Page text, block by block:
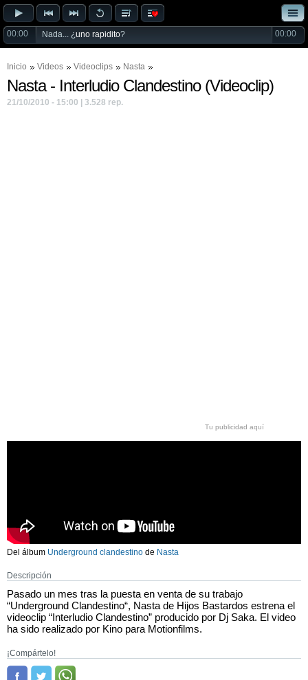
00:00 Nada... ¿uno rapidito? 00:00
Inicio Videos Videoclips Nasta
Nasta - Interludio Clandestino (Videoclip)
21/10/2010 - 15:00 | 3.528 rep.
Tu publicidad aquí
Del álbum Underground clandestino de Nasta
Descripción
Pasado un mes tras la puesta en venta de su trabajo
“Underground Clandestino“, Nasta de Hijos Bastardos estrena el
videoclip “Interludio Clandestino” producido por Dj Saka. El video
ha sido realizado por Kino para Motionfilms.
¡Compártelo!